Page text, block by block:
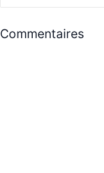
Commentaires